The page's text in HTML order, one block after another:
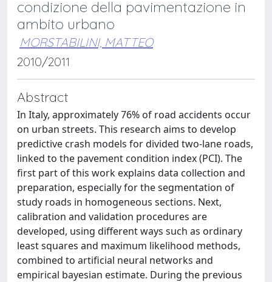
condizione della pavimentazione in
ambito urbano
MORSTABILINI, MATTEO
2010/2011
Abstract
In Italy, approximately 76% of road accidents occur
on urban streets. This research aims to develop
predictive crash models for divided two-lane roads,
linked to the pavement condition index (PCI). The
first part of this work explains data collection and
preparation, especially for the segmentation of
study roads in homogeneous sections. Next,
calibration and validation procedures are
developed, using different ways such as ordinary
least squares and maximum likelihood methods,
combined to artificial neural networks and
empirical bayesian estimate. During the previous